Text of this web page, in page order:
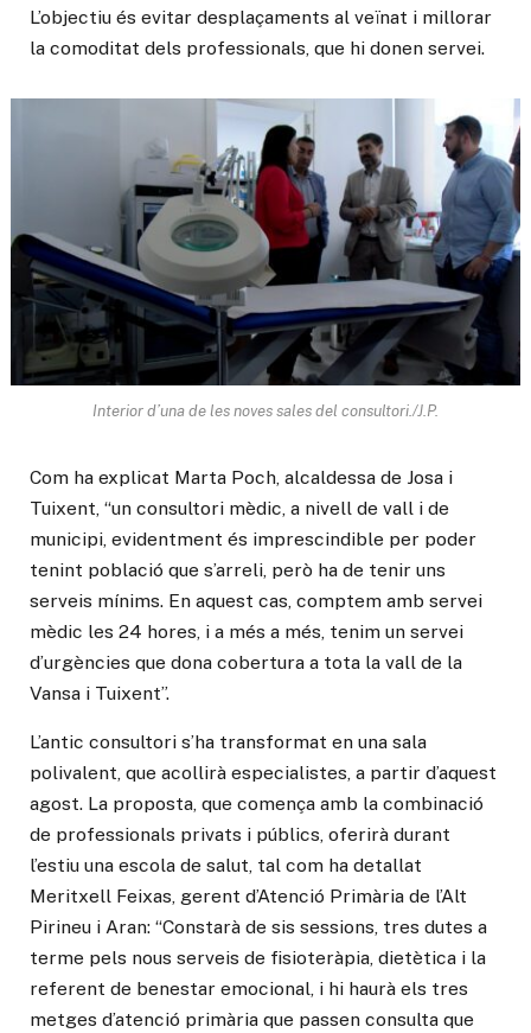
L’objectiu és evitar desplaçaments al veïnat i millorar
la comoditat dels professionals, que hi donen servei.
Interior d’una de les noves sales del consultori./J.P.
Com ha explicat Marta Poch, alcaldessa de Josa i
Tuixent, “un consultori mèdic, a nivell de vall i de
municipi, evidentment és imprescindible per poder
tenint població que s’arreli, però ha de tenir uns
serveis mínims. En aquest cas, comptem amb servei
mèdic les 24 hores, i a més a més, tenim un servei
d’urgències que dona cobertura a tota la vall de la
Vansa i Tuixent”.
L’antic consultori s’ha transformat en una sala
polivalent, que acollirà especialistes, a partir d’aquest
agost. La proposta, que comença amb la combinació
de professionals privats i públics, oferirà durant
l’estiu una escola de salut, tal com ha detallat
Meritxell Feixas, gerent d’Atenció Primària de l’Alt
Pirineu i Aran: “Constarà de sis sessions, tres dutes a
terme pels nous serveis de fisioteràpia, dietètica i la
referent de benestar emocional, i hi haurà els tres
metges d’atenció primària que passen consulta que